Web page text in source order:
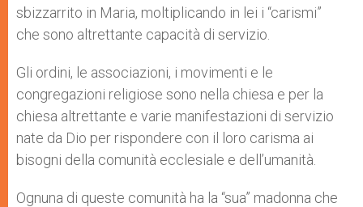
sbizzarrito in Maria, moltiplicando in lei i “carismi”
che sono altrettante capacità di servizio.
Gli ordini, le associazioni, i movimenti e le
congregazioni religiose sono nella chiesa e per la
chiesa altrettante e varie manifestazioni di servizio
nate da Dio per rispondere con il loro carisma ai
bisogni della comunità ecclesiale e dell’umanità.
Ognuna di queste comunità ha la “sua” madonna che